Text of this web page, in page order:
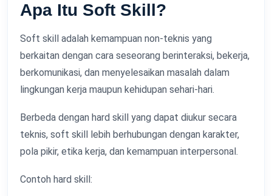
Apa Itu Soft Skill?
Soft skill adalah kemampuan non-teknis yang
berkaitan dengan cara seseorang berinteraksi, bekerja,
berkomunikasi, dan menyelesaikan masalah dalam
lingkungan kerja maupun kehidupan sehari-hari.
Berbeda dengan hard skill yang dapat diukur secara
teknis, soft skill lebih berhubungan dengan karakter,
pola pikir, etika kerja, dan kemampuan interpersonal.
Contoh hard skill: